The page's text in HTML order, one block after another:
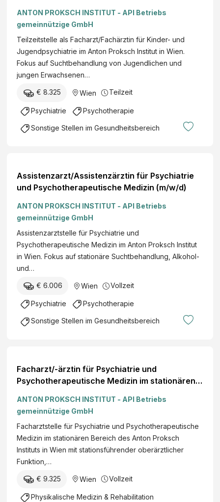
ANTON PROKSCH INSTITUT - API Betriebs
gemeinnützige GmbH
Teilzeitstelle als Facharzt/Fachärztin für Kinder- und
Jugendpsychiatrie im Anton Proksch Institut in Wien.
Fokus auf Suchtbehandlung von Jugendlichen und
jungen Erwachsenen…
€ 8.325 Wien Teilzeit
Psychiatrie Psychotherapie
Sonstige Stellen im Gesundheitsbereich
Assistenzarzt/Assistenzärztin für Psychiatrie
und Psychotherapeutische Medizin (m/w/d)
ANTON PROKSCH INSTITUT - API Betriebs
gemeinnützige GmbH
Assistenzarztstelle für Psychiatrie und
Psychotherapeutische Medizin im Anton Proksch Institut
in Wien. Fokus auf stationäre Suchtbehandlung, Alkohol-
und…
€ 6.006 Wien Vollzeit
Psychiatrie Psychotherapie
Sonstige Stellen im Gesundheitsbereich
Facharzt/-ärztin für Psychiatrie und
Psychotherapeutische Medizin im stationären
ANTON PROKSCH INSTITUT - API Betriebs
gemeinnützige GmbH
Facharztstelle für Psychiatrie und Psychotherapeutische
Medizin im stationären Bereich des Anton Proksch
Instituts in Wien mit stationsführender oberärztlicher
Funktion,…
€ 9.325 Wien Vollzeit
Physikalische Medizin & Rehabilitation